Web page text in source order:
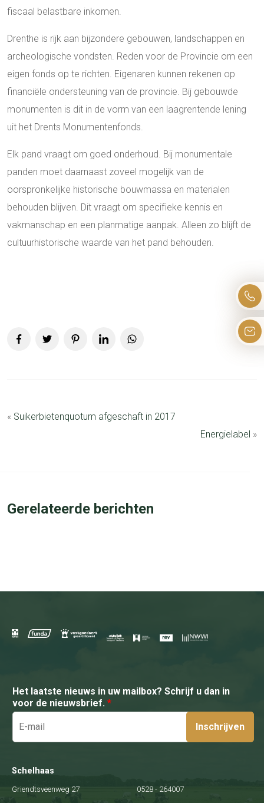
fiscaal belastbare inkomen.
Drenthe is rijk aan bijzondere gebouwen, landschappen en
archeologische vondsten. Reden voor de Provincie om een
eigen fonds op te richten. Eigenaren kunnen rekenen op
financiële ondersteuning van de provincie. Bij gebouwde
monumenten is dit in de vorm van een laagrentende lening
uit het Drents Monumentenfonds.
Elk pand vraagt om goed onderhoud. Bij monumentale
panden moet daarnaast zoveel mogelijk van de
oorspronkelijke historische bouwmassa en materialen
behouden blijven. Dit vraagt om specifieke kennis en
vakmanschap en een planmatige aanpak. Alleen zo blijft de
cultuurhistorische waarde van het pand behouden.
« Suikerbietenquotum afgeschaft in 2017
Energielabel »
Gerelateerde berichten
Het laatste nieuws in uw mailbox? Schrijf u dan in
voor de nieuwsbrief. *
Inschrijven
Schelhaas
Griendtsveenweg 27
0528 - 264007